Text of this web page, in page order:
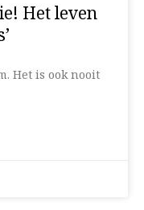
Het leven
Het is ook nooit